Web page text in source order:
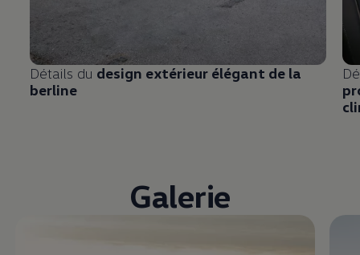
Détails du design extérieur élégant de la
berline
Galerie